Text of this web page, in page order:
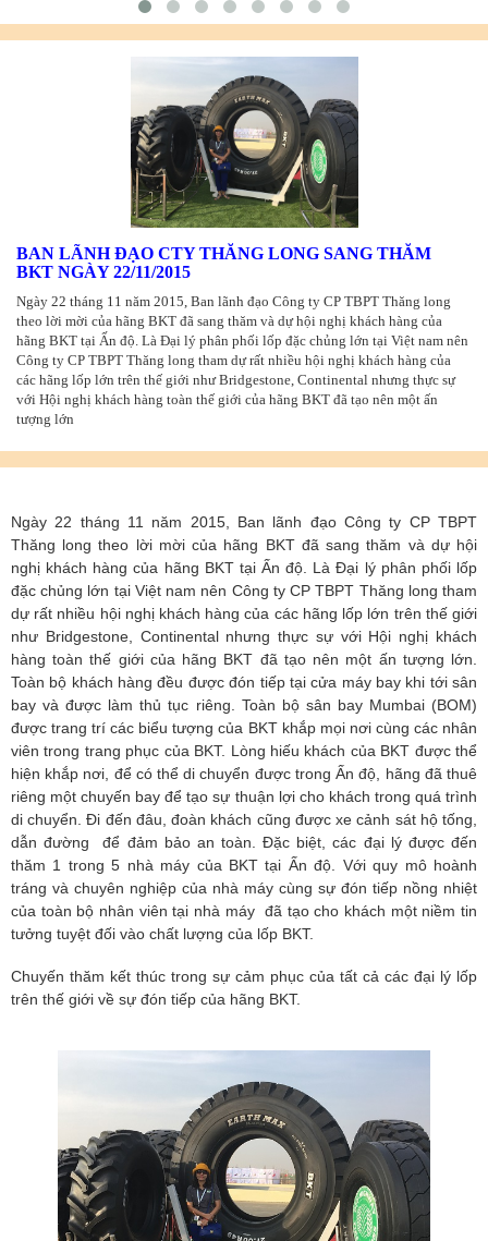
BAN LÃNH ĐẠO CTY THĂNG LONG SANG THĂM
BKT NGÀY 22/11/2015
Ngày 22 tháng 11 năm 2015, Ban lãnh đạo Công ty CP TBPT Thăng long
theo lời mời của hãng BKT đã sang thăm và dự hội nghị khách hàng của
hãng BKT tại Ấn độ. Là Đại lý phân phối lốp đặc chủng lớn tại Việt nam nên
Công ty CP TBPT Thăng long tham dự rất nhiều hội nghị khách hàng của
các hãng lốp lớn trên thế giới như Bridgestone, Continental nhưng thực sự
với Hội nghị khách hàng toàn thế giới của hãng BKT đã tạo nên một ấn
tượng lớn
Ngày 22 tháng 11 năm 2015, Ban lãnh đạo Công ty CP TBPT
Thăng long theo lời mời của hãng BKT đã sang thăm và dự hội
nghị khách hàng của hãng BKT tại Ấn độ. Là Đại lý phân phối lốp
đặc chủng lớn tại Việt nam nên Công ty CP TBPT Thăng long tham
dự rất nhiều hội nghị khách hàng của các hãng lốp lớn trên thế giới
như Bridgestone, Continental nhưng thực sự với Hội nghị khách
hàng toàn thế giới của hãng BKT đã tạo nên một ấn tượng lớn.
Toàn bộ khách hàng đều được đón tiếp tại cửa máy bay khi tới sân
bay và được làm thủ tục riêng. Toàn bộ sân bay Mumbai (BOM)
được trang trí các biểu tượng của BKT khắp mọi nơi cùng các nhân
viên trong trang phục của BKT. Lòng hiếu khách của BKT được thể
hiện khắp nơi, để có thể di chuyển được trong Ấn độ, hãng đã thuê
riêng một chuyến bay để tạo sự thuận lợi cho khách trong quá trình
di chuyển. Đi đến đâu, đoàn khách cũng được xe cảnh sát hộ tống,
dẫn đường để đảm bảo an toàn. Đặc biệt, các đại lý được đến
thăm 1 trong 5 nhà máy của BKT tại Ấn độ. Với quy mô hoành
tráng và chuyên nghiệp của nhà máy cùng sự đón tiếp nồng nhiệt
của toàn bộ nhân viên tại nhà máy đã tạo cho khách một niềm tin
tưởng tuyệt đối vào chất lượng của lốp BKT.
Chuyến thăm kết thúc trong sự cảm phục của tất cả các đại lý lốp
trên thế giới về sự đón tiếp của hãng BKT.